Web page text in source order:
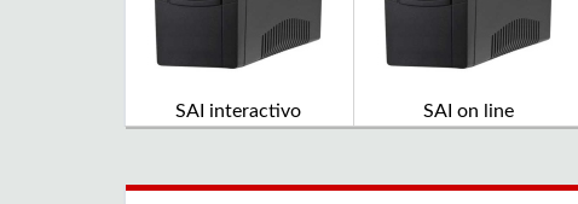
SAI interactivo SAI on line